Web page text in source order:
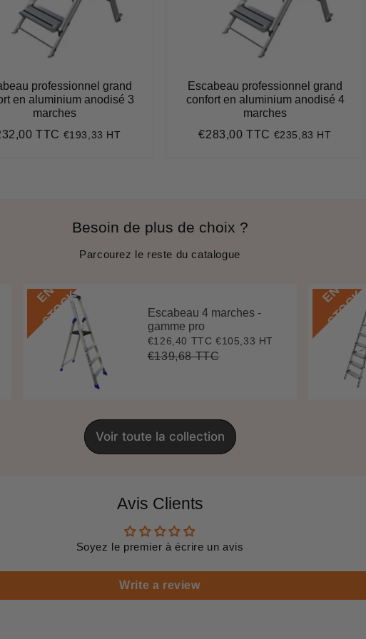
professionnel grand
en aluminium anodisé 3
marches
TTC €232,00
€193,33 HT
Escabeau professionnel grand
confort en aluminium anodisé 4
marches
Prix
€283,00 TTC €283,00
€235,83 HT
Besoin de plus de choix ?
Parcourez le reste du catalogue
E
N
S
T
O
C
K
Escabeau 4 marches -
gamme pro
Prix
réduit
€126,40 TTC €126,40
€105,33 HT
Prix
€139,68 TTC€139,68
E
N
S
T
O
C
K
Voir toute la collection
Avis Clients
Soyez le premier à écrire un avis
Write a review